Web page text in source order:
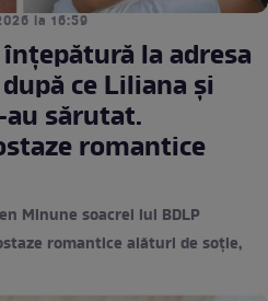
la 16:59
la adresa
ce Liliana și
sărutat.
romantice
Minune soacrei lui BDLP
romantice alături de soție,